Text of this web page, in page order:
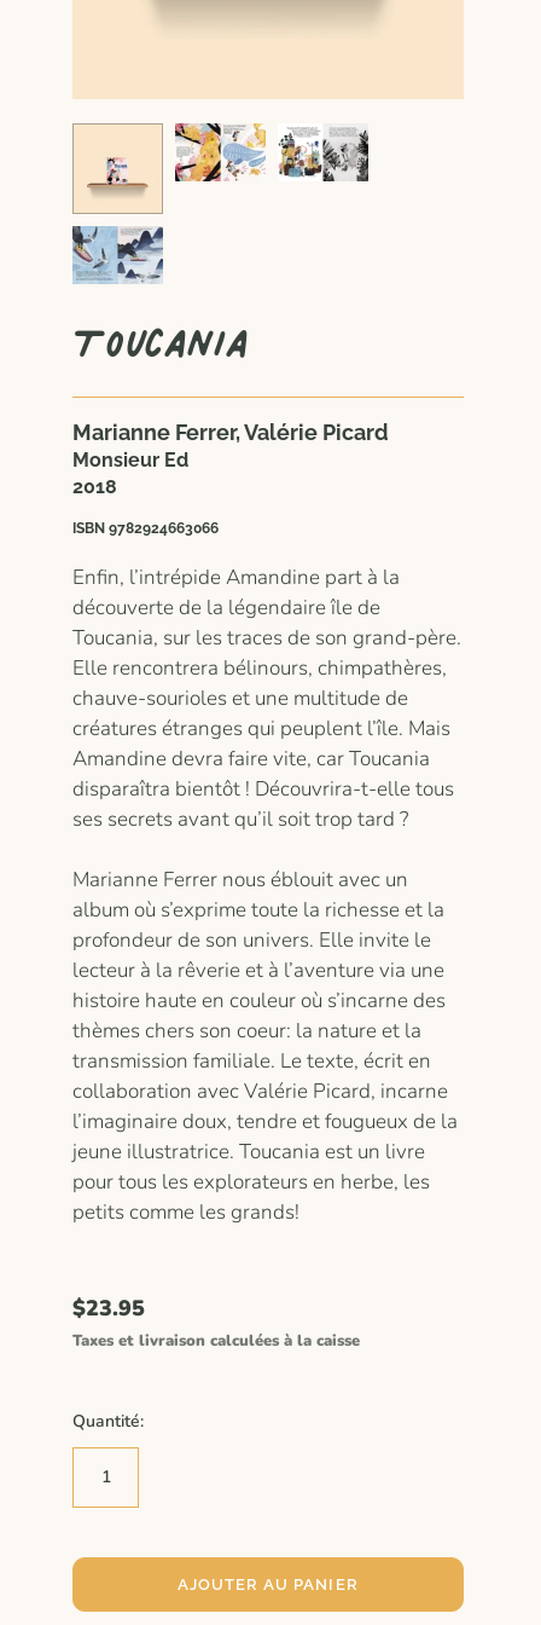
Toucania
Marianne Ferrer, Valérie Picard
Monsieur Ed
2018
ISBN 9782924663066
Enfin, l’intrépide Amandine part à la
découverte de la légendaire île de
Toucania, sur les traces de son grand-père.
Elle rencontrera bélinours, chimpathères,
chauve-sourioles et une multitude de
créatures étranges qui peuplent l’île. Mais
Amandine devra faire vite, car Toucania
disparaîtra bientôt ! Découvrira-t-elle tous
ses secrets avant qu’il soit trop tard ?
Marianne Ferrer nous éblouit avec un
album où s’exprime toute la richesse et la
profondeur de son univers. Elle invite le
lecteur à la rêverie et à l’aventure via une
histoire haute en couleur où s’incarne des
thèmes chers son coeur: la nature et la
transmission familiale. Le texte, écrit en
collaboration avec Valérie Picard, incarne
l’imaginaire doux, tendre et fougueux de la
jeune illustratrice. Toucania est un livre
pour tous les explorateurs en herbe, les
petits comme les grands!
$23.95
Taxes et livraison calculées à la caisse
Quantité:
AJOUTER AU PANIER